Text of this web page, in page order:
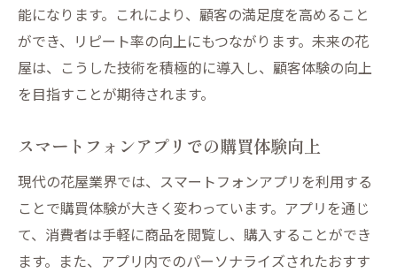
能になります。これにより、顧客の満足度を高めること
ができ、リピート率の向上にもつながります。未来の花
屋は、こうした技術を積極的に導入し、顧客体験の向上
を目指すことが期待されます。
スマートフォンアプリでの購買体験向上
現代の花屋業界では、スマートフォンアプリを利用する
ことで購買体験が大きく変わっています。アプリを通じ
て、消費者は手軽に商品を閲覧し、購入することができ
ます。また、アプリ内でのパーソナライズされたおすす